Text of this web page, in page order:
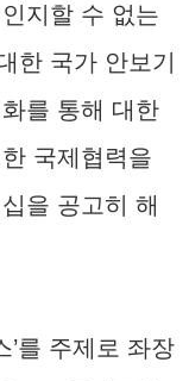
지할 수 없는
한 국가 안보기
를 통해 대한
국제협력을
을 공고히 해
’를 주제로 좌장